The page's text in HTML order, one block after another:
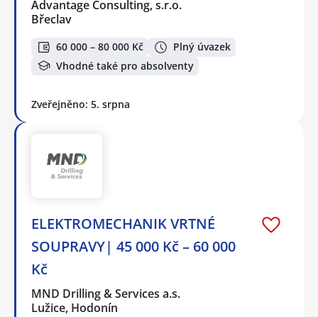
Advantage Consulting, s.r.o.
Břeclav
60 000 – 80 000 Kč
Plný úvazek
Vhodné také pro absolventy
Zveřejněno: 5. srpna
ELEKTROMECHANIK VRTNÉ
SOUPRAVY| 45 000 Kč – 60 000
Kč
MND Drilling & Services a.s.
Lužice, Hodonín